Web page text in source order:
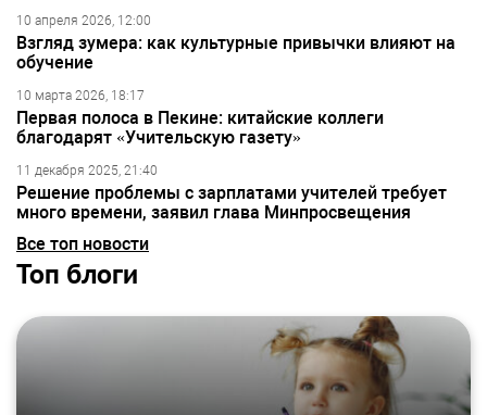
10 апреля 2026, 12:00
Взгляд зумера: как культурные привычки влияют на
обучение
10 марта 2026, 18:17
Первая полоса в Пекине: китайские коллеги
благодарят «Учительскую газету»
11 декабря 2025, 21:40
Решение проблемы с зарплатами учителей требует
много времени, заявил глава Минпросвещения
Все топ новости
Топ блоги